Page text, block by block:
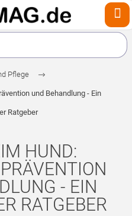
Hunde
Pflege
und Behandlung - Ein
Ratgeber
HUND:
- EIN
RATGEBER